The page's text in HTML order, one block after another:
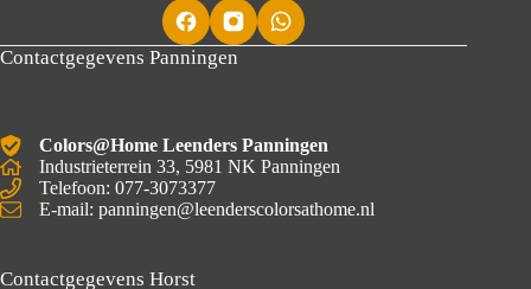
Contactgegevens Panningen
Colors@Home Leenders Panningen
Industrieterrein 33, 5981 NK Panningen
Telefoon: 077-3073377
E-mail: panningen@leenderscolorsathome.nl
Contactgegevens Horst